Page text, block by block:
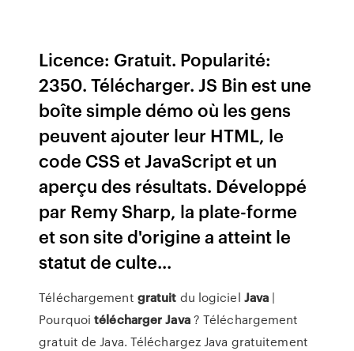
Licence: Gratuit. Popularité:
2350. Télécharger. JS Bin est une
boîte simple démo où les gens
peuvent ajouter leur HTML, le
code CSS et JavaScript et un
aperçu des résultats. Développé
par Remy Sharp, la plate-forme
et son site d'origine a atteint le
statut de culte...
Téléchargement gratuit du logiciel Java |
Pourquoitélécharger Java? Téléchargement
gratuit de Java. Téléchargez Java gratuitement